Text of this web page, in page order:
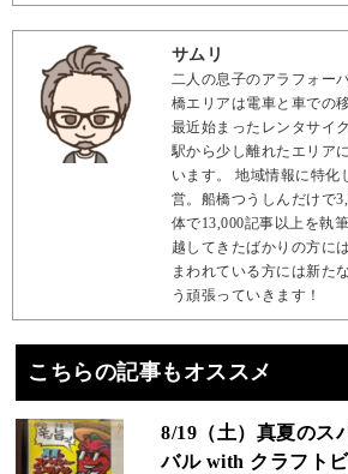
サムリ
二人の息子のアラフォー
橋エリアは電車と車での
最近始まったレンタサイ
駅から少し離れたエリア
います。 地域情報に特化
営。船橋つうしんだけで
体で13,000記事以上を執
越してきたばかりの方に
まわれている方には新た
う頑張っていきます！
こちらの記事もオススメ
8/19（土）真夏のス
バル with クラフト